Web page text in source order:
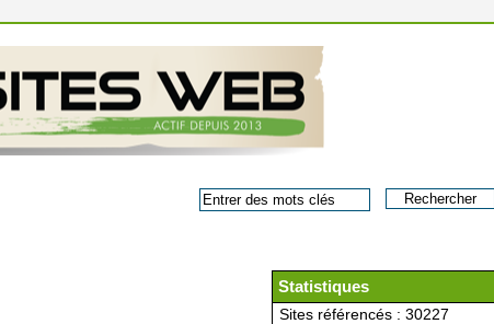
Statistiques
Sites référencés : 30227